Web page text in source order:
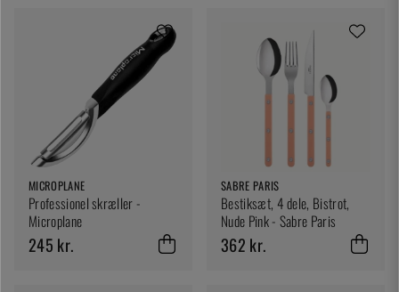
MICROPLANE
Professionel skræller -
Microplane
245 kr.
SABRE PARIS
Bestiksæt, 4 dele, Bistrot,
Nude Pink - Sabre Paris
362 kr.